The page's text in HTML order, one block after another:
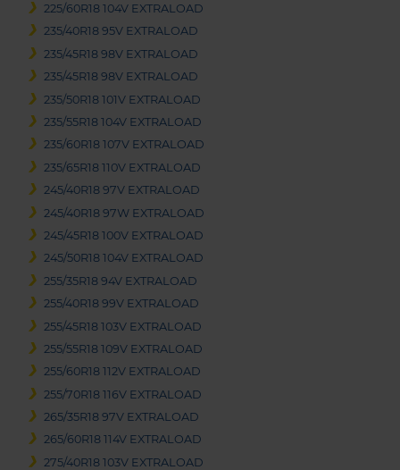
225/60R18 104V EXTRALOAD
235/40R18 95V EXTRALOAD
235/45R18 98V EXTRALOAD
235/45R18 98V EXTRALOAD
235/50R18 101V EXTRALOAD
235/55R18 104V EXTRALOAD
235/60R18 107V EXTRALOAD
235/65R18 110V EXTRALOAD
245/40R18 97V EXTRALOAD
245/40R18 97W EXTRALOAD
245/45R18 100V EXTRALOAD
245/50R18 104V EXTRALOAD
255/35R18 94V EXTRALOAD
255/40R18 99V EXTRALOAD
255/45R18 103V EXTRALOAD
255/55R18 109V EXTRALOAD
255/60R18 112V EXTRALOAD
255/70R18 116V EXTRALOAD
265/35R18 97V EXTRALOAD
265/60R18 114V EXTRALOAD
275/40R18 103V EXTRALOAD